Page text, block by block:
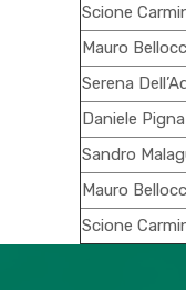
Scione
Mauro
Serena
Daniele
Sandro
Mauro
Scione